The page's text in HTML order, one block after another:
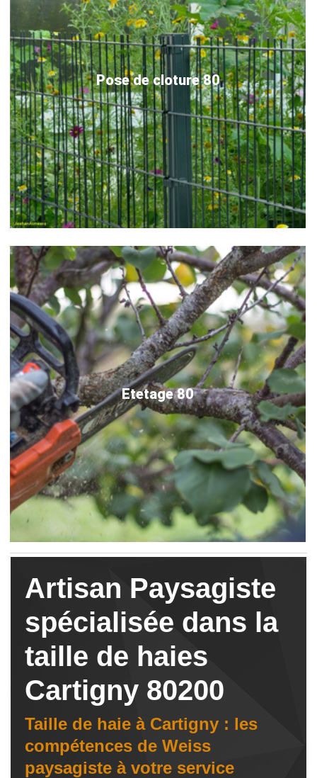
Pose de cloture 80
Etetage 80
Artisan Paysagiste
spécialisée dans la
taille de haies
Cartigny 80200
Taille de haie à Cartigny : les
compétences de Weiss
paysagiste à votre service